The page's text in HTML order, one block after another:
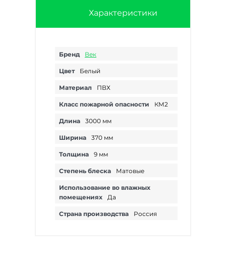
Характеристики
Бренд Век
Цвет Белый
Материал ПВХ
Класс пожарной опасности КМ2
Длина 3000 мм
Ширина 370 мм
Толщина 9 мм
Степень блеска Матовые
Использование во влажных
помещениях
Да
Страна производства Россия